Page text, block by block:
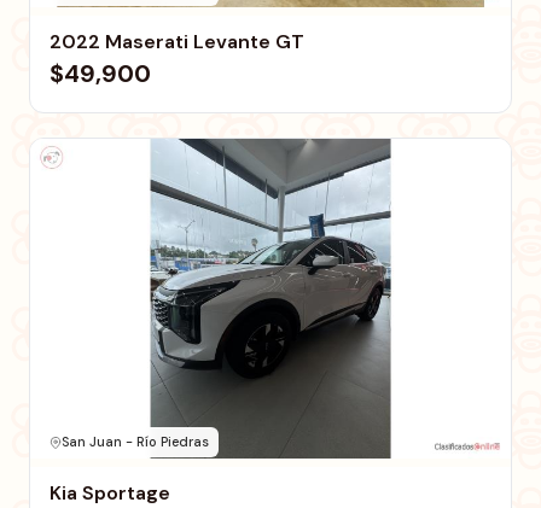
2022 Maserati Levante GT
$49,900
San Juan - Río Piedras
Kia Sportage